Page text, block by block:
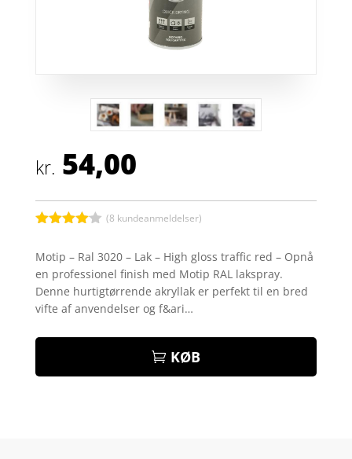
kr. 54,00
ud af 5
baseret
på
kundebed
ømmelse
(8 kundeanmeldelser)
Motip – Ral 3020 – Lak – High gloss traffic red – Opnå
en professionel finish med Motip RAL lakspray.
Denne hurtigtørrende akryllak er perfekt til en bred
vifte af anvendelser og f&ari…
KØB